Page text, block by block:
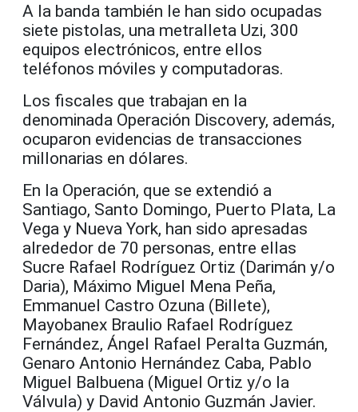
A la banda también le han sido ocupadas
siete pistolas, una metralleta Uzi, 300
equipos electrónicos, entre ellos
teléfonos móviles y computadoras.
Los fiscales que trabajan en la
denominada Operación Discovery, además,
ocuparon evidencias de transacciones
millonarias en dólares.
En la Operación, que se extendió a
Santiago, Santo Domingo, Puerto Plata, La
Vega y Nueva York, han sido apresadas
alrededor de 70 personas, entre ellas
Sucre Rafael Rodríguez Ortiz (Darimán y/o
Daria), Máximo Miguel Mena Peña,
Emmanuel Castro Ozuna (Billete),
Mayobanex Braulio Rafael Rodríguez
Fernández, Ángel Rafael Peralta Guzmán,
Genaro Antonio Hernández Caba, Pablo
Miguel Balbuena (Miguel Ortiz y/o la
Válvula) y David Antonio Guzmán Javier.